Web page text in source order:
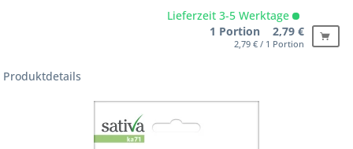
Lieferzeit 3-5 Werktage
1 Portion 2,79 €
2,79 € / 1 Portion
Produktdetails